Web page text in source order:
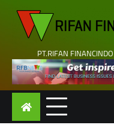
content
PT.RIFAN